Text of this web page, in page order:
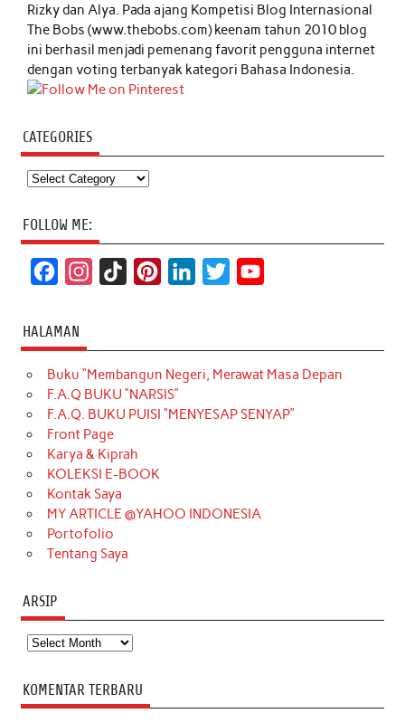
Rizky dan Alya. Pada ajang Kompetisi Blog Internasional
The Bobs (www.thebobs.com) keenam tahun 2010 blog
ini berhasil menjadi pemenang favorit pengguna internet
dengan voting terbanyak kategori Bahasa Indonesia.
CATEGORIES
Categories
FOLLOW ME:
c
e
b
o
o
k
t
a
g
r
a
m
T
o
k
t
e
r
k
e
d
t
t
e
T
u
b
HALAMAN
Buku “Membangun Negeri, Merawat Masa Depan
F.A.Q BUKU “NARSIS”
F.A.Q. BUKU PUISI “MENYESAP SENYAP”
Front Page
Karya & Kiprah
KOLEKSI E-BOOK
Kontak Saya
MY ARTICLE @YAHOO INDONESIA
Portofolio
Tentang Saya
ARSIP
Arsip
KOMENTAR TERBARU